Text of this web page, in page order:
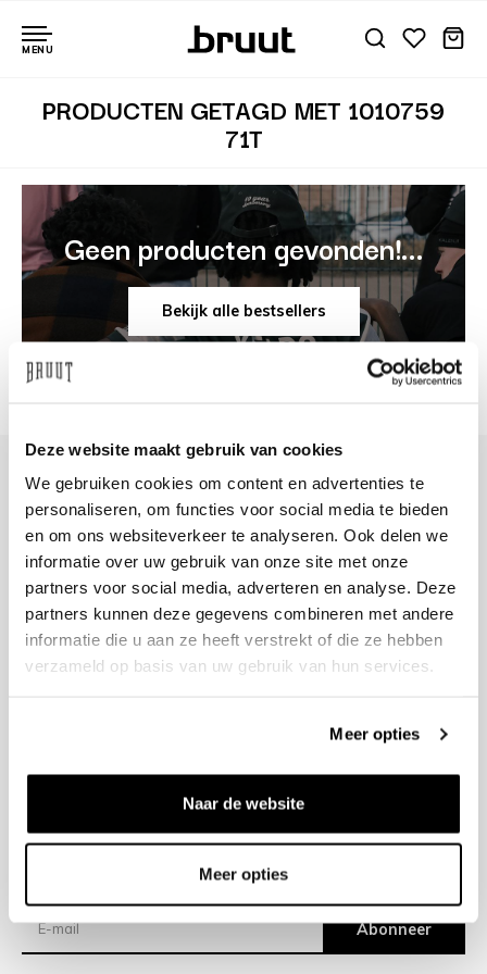
Deze website maakt gebruik van cookies
We gebruiken cookies om content en advertenties te
personaliseren, om functies voor social media te bieden
en om ons websiteverkeer te analyseren. Ook delen we
informatie over uw gebruik van onze site met onze
partners voor social media, adverteren en analyse. Deze
partners kunnen deze gegevens combineren met andere
informatie die u aan ze heeft verstrekt of die ze hebben
verzameld op basis van uw gebruik van hun services.
Meer opties
Naar de website
Meer opties
MENU
PRODUCTEN GETAGD MET 1010759
71T
Geen producten gevonden!...
Bekijk alle bestsellers
+31 23 205 2006
info@bruut.nl
Contact Formulier
Open 11:00 - 21:00
OPENINGSTIJDEN
Verzending
Abonneer